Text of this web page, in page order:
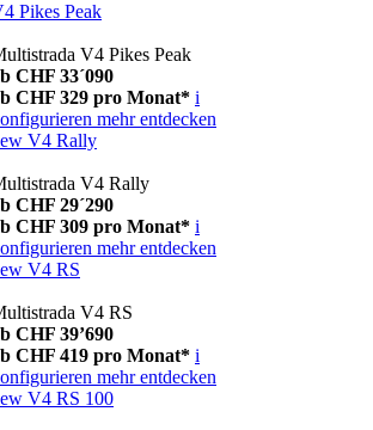
Pikes Peak
V4 Pikes Peak
CHF 33´090
CHF 329 pro Monat* i
mehr entdecken
V4 Rally
V4 Rally
CHF 29´290
CHF 309 pro Monat* i
mehr entdecken
V4 RS
V4 RS
CHF 39’690
CHF 419 pro Monat* i
mehr entdecken
V4 RS 100